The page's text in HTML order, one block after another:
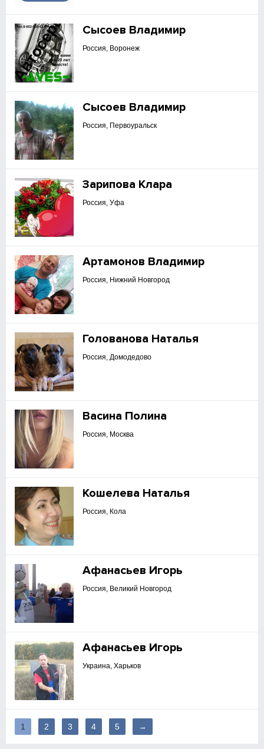
Сысоев Владимир
Россия, Воронеж
Сысоев Владимир
Россия, Первоуральск
Зарипова Клара
Россия, Уфа
Артамонов Владимир
Россия, Нижний Новгород
Голованова Наталья
Россия, Домодедово
Васина Полина
Россия, Москва
Кошелева Наталья
Россия, Кола
Афанасьев Игорь
Россия, Великий Новгород
Афанасьев Игорь
Украина, Харьков
1 2 3 4 5 →